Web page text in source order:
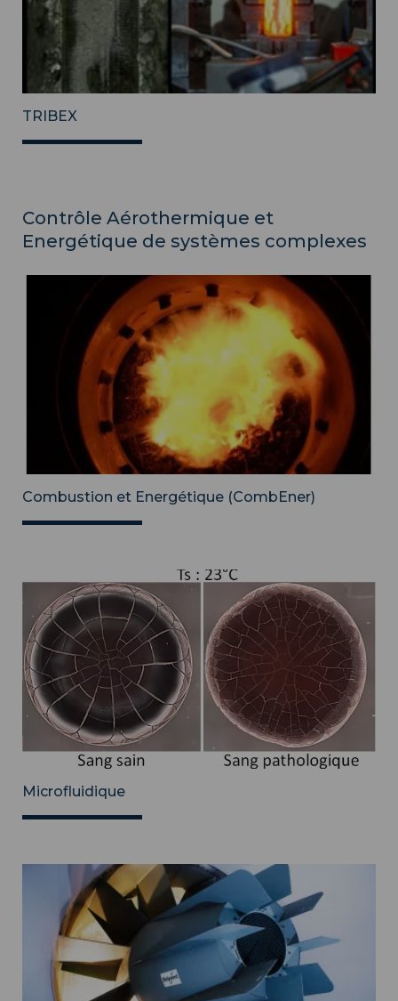
TRIBEX
Contrôle Aérothermique et
Energétique de systèmes complexes
Combustion et Energétique (CombEner)
Microfluidique